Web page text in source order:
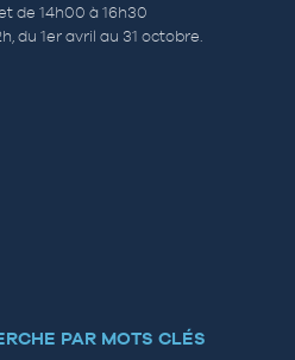
de 14h00 à 16h30
du 1er avril au 31 octobre.
PAR MOTS CLÉS